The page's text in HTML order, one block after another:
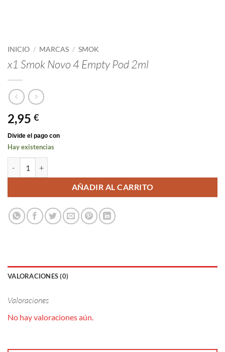
INICIO / MARCAS / SMOK
x1 Smok Novo 4 Empty Pod 2ml
2,95 €
Hay existencias
AÑADIR AL CARRITO
VALORACIONES (0)
Valoraciones
No hay valoraciones aún.